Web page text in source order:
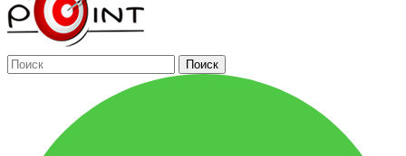
Поиск